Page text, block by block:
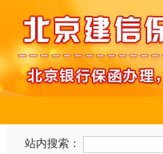
站内搜索：